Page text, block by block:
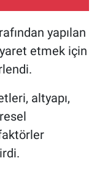
yapılan
etmek için
altyapı,